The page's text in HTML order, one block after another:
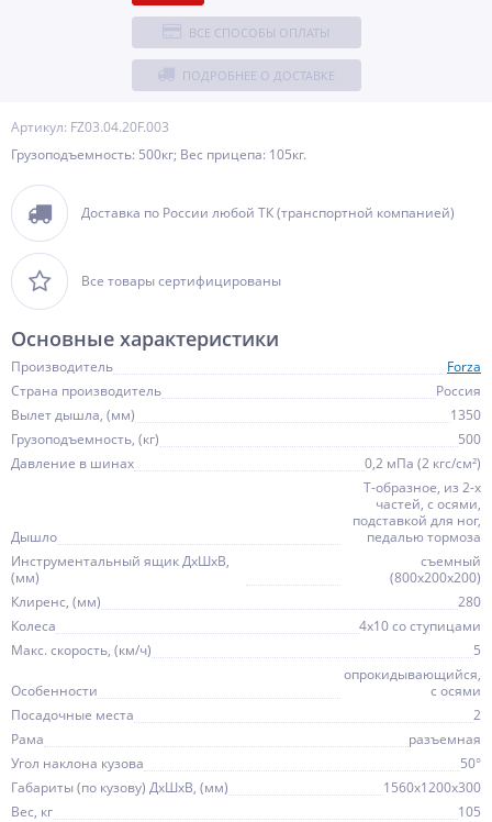
Артикул: FZ03.04.20F.003
Грузоподъемность: 500кг; Вес прицепа: 105кг.
Доставка по России любой ТК (транспортной компанией)
Все товары сертифицированы
ВСЕ СПОСОБЫ ОПЛАТЫ
ПОДРОБНЕЕ О ДОСТАВКЕ
Основные характеристики
Производитель
Forza
Страна производитель
Россия
Вылет дышла, (мм)
1350
Грузоподъемность, (кг)
500
Давление в шинах
0,2 мПа (2 кгс/см²)
Дышло
Т-образное, из 2-х
частей, с осями,
подставкой для ног,
педалью тормоза
Инструментальный ящик ДхШхВ,
(мм)
cъемный
(800х200х200)
Клиренс, (мм)
280
Колеса
4х10 со ступицами
Макс. скорость, (км/ч)
5
Особенности
опрокидывающийся,
с осями
Посадочные места
2
Рама
разъемная
Угол наклона кузова
50°
Габариты (по кузову) ДхШхВ, (мм)
1560х1200х300
Вес, кг
105